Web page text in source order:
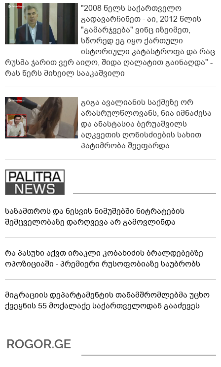
"2008 წელს საქართველო
გადავარჩინეთ - აი, 2012 წლის
"გამარჯვება" ვინც იზეიმეთ,
სწორედ ეგ იყო ქართული
ისტორიული კატასტროფა და რაც
რუსმა ჯარით ვერ აიღო, შიდა ღალატით გაინაღდა" -
რას წერს მიხეილ სააკაშვილი
გიგა ავალიანის საქმეზე ორ
არასრულწლოვანს, ნია იმნაძესა
და ანასტასია ბერუაშვილს
აღკვეთის ღონისძიების სახით
პატიმრობა შეეფარდა
საზამთროს და ნესვის ნიმუშებში ნიტრატების
შემცველობაზე დარღვევა არ გამოვლინდა
რა პასუხი აქვთ ირაკლი კობახიძის ბრალდებებზე
ოპოზიციაში - პრემიერი რუსოფობიაზე საუბრობს
მიგრაციის დეპარტამენტის თანამშრომლებმა უცხო
ქვეყნის 55 მოქალაქე საქართველოდან გააძევეს